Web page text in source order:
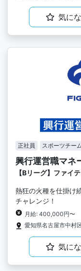
気に
正社員 スポーツチー
興行運営職マネ
【Bリーグ】ファイ
熱狂の火種を仕掛け
チャレンジ！
月給: 400,000円〜
愛知県名古屋市中村
気に